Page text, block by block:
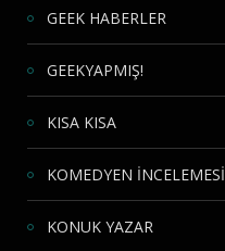
GEEK HABERLER
GEEKYAPMIŞ!
KISA KISA
KOMEDYEN İNCELEMESİ
KONUK YAZAR